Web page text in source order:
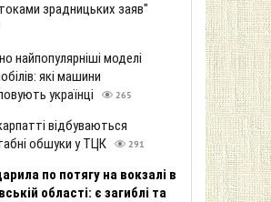
зрадницьких заяв"
найпопулярніші моделі
які машини
українці
265
відбуваються
обшуки у ТЦК
291
по потягу на вокзалі в
області: є загиблі та